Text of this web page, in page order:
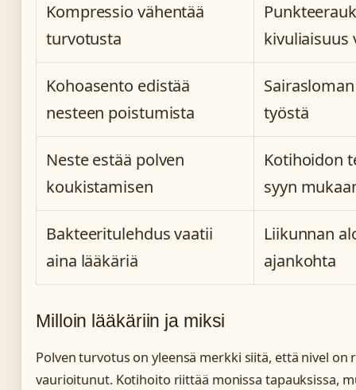
Kompressio vähentää
turvotusta
kivuliaisuus
Kohoasento edistää
nesteen poistumista
työstä
Neste estää polven
koukistamisen
Kotihoidon
syyn
Bakteeritulehdus vaatii
aina lääkäriä
Liikunnan
ajankohta
Milloin lääkäriin ja miksi
Polven turvotus on yleensä merkki siitä, että nivel on
vaurioitunut. Kotihoito riittää monissa tapauksissa,